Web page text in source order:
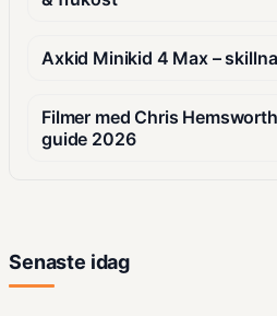
Axkid Minikid 4 Max –
Filmer med Chris
guide 2026
Senaste idag